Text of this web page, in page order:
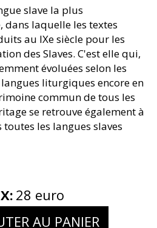
: 28 euro
AU PANIER
slave la plus
dans laquelle les textes
au IXe siècle pour les
des Slaves. C'est elle qui,
évoluées selon les
liturgiques encore en
commun de tous les
se retrouve également à
les langues slaves